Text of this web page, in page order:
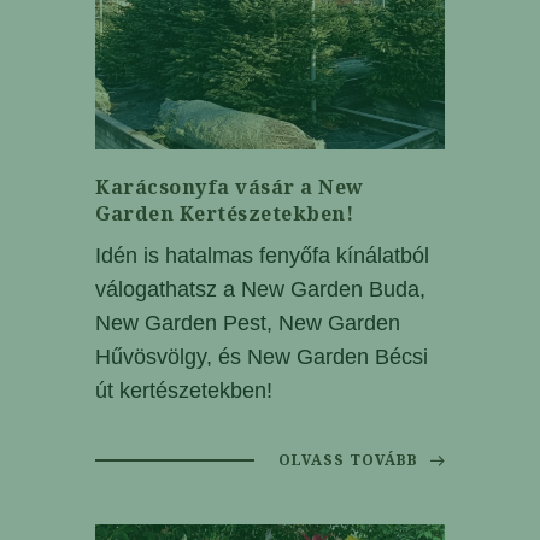
Karácsonyfa vásár a New
Garden Kertészetekben!
Idén is hatalmas fenyőfa kínálatból
válogathatsz a New Garden Buda,
New Garden Pest, New Garden
Hűvösvölgy, és New Garden Bécsi
út kertészetekben!
OLVASS TOVÁBB